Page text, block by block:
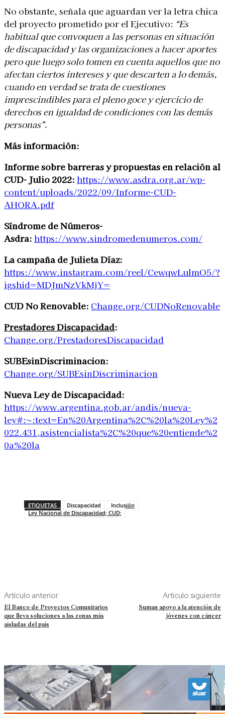
No obstante, señala que aguardan ver la letra chica
del proyecto prometido por el Ejecutivo: “Es
habitual que convoquen a las personas en situación
de discapacidad y las organizaciones a hacer aportes
pero que luego solo tomen en cuenta aquellos que no
afectan ciertos intereses y que descarten a lo demás,
cuando en verdad se trata de cuestiones
imprescindibles para el pleno goce y ejercicio de
derechos en igualdad de condiciones con las demás
personas”.
Más información:
Informe sobre barreras y propuestas en relación al
CUD- Julio 2022: https://www.asdra.org.ar/wp-
content/uploads/2022/09/Informe-CUD-
AHORA.pdf
Síndrome de Números-
Asdra: https://www.sindromedenumeros.com/
La campaña de Julieta Díaz:
https://www.instagram.com/reel/CewqwLulmO5/?
igshid=MDJmNzVkMjY=
CUD No Renovable: Change.org/CUDNoRenovable
Prestadores Discapacidad:
Change.org/PrestadoresDiscapacidad
SUBEsinDiscriminacion:
Change.org/SUBEsinDiscriminacion
Nueva Ley de Discapacidad:
https://www.argentina.gob.ar/andis/nueva-
ley#:~:text=En%20Argentina%2C%20la%20Ley%2
022.431,asistencialista%2C%20que%20entiende%2
0a%20la
ETIQUETAS Discapacidad
Inclusión
Ley Nacional de Discapacidad; CUD;
Artículo anterior
El Banco de Proyectos Comunitarios
que lleva soluciones a las zonas más
aisladas del país
Artículo siguiente
Suman apoyo a la atención de
jóvenes con cáncer